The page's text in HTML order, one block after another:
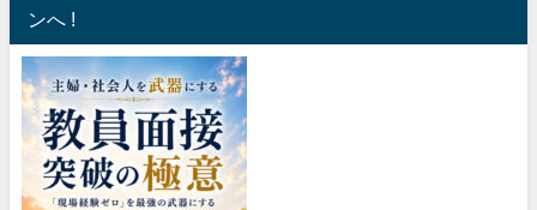
ンへ !